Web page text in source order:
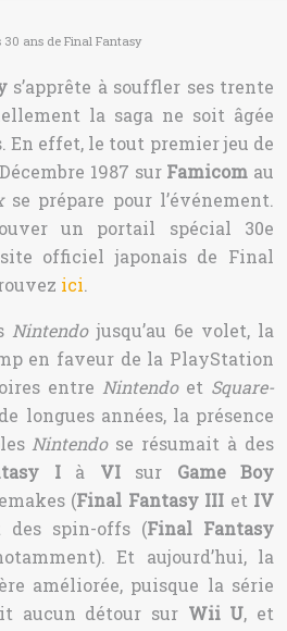
30 ans de Final Fantasy
s’apprête à souffler ses trente
la saga ne soit âgée
En effet, le tout premier jeu de
1987 sur Famicom au
se prépare pour l’événement.
un portail spécial 30e
officiel japonais de Final
ici.
Nintendojusqu’au 6e volet, la
en faveur de la PlayStation
entre Nintendoet Square-
longues années, la présence
Nintendose résumait à des
I à VIsur Game Boy
(Final Fantasy III et IV
des spin-offs (Final Fantasy
Et aujourd’hui, la
améliorée, puisque la série
aucun détour sur Wii U, et